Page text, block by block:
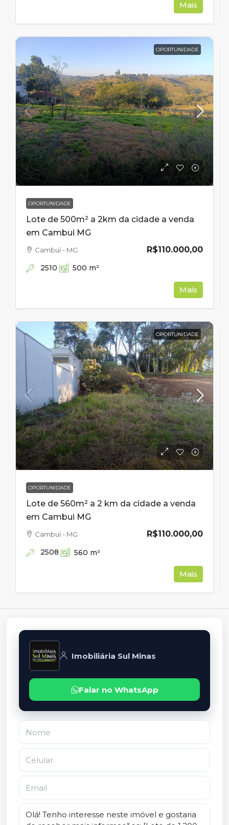
Mais
OPORTUNIDADE
OPORTUNIDADE
Lote de 500m² a 2km da cidade a venda
em Cambui MG
R$110.000,00
Cambuí - MG
2510 500 m²
Mais
OPORTUNIDADE
OPORTUNIDADE
Lote de 560m² a 2 km da cidade a venda
em Cambui MG
R$110.000,00
Cambuí - MG
2508 560 m²
Mais
Imobiliária Sul Minas
Falar no WhatsApp